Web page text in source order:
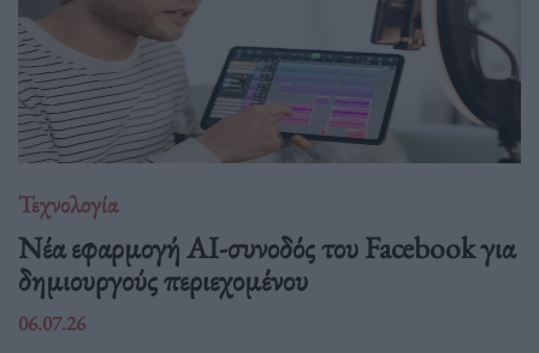
Τεχνολογία
Νέα εφαρμογή AI-συνοδός του Facebook για
δημιουργούς περιεχομένου
06.07.26